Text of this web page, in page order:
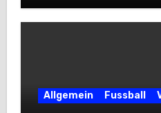
Allgemein Fussball